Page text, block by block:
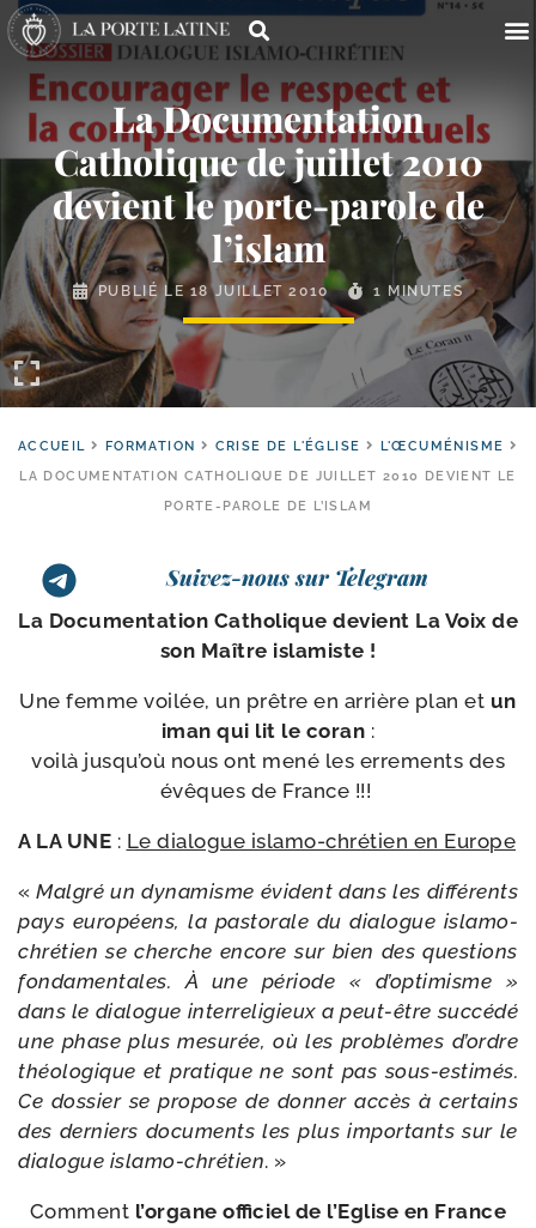
La Documentation
Catholique de juillet 2010
devient le porte-​parole de
l’islam
PUBLIÉ LE 18 JUILLET 2010 1 MINUTES
ACCUEIL FORMATION CRISE DE L'ÉGLISE
L'ŒCUMÉNISME
LA DOCUMENTATION CATHOLIQUE DE JUILLET 2010 DEVIENT LE
PORTE-PAROLE DE L’ISLAM
Suivez-nous sur Telegram
La Documentation Catholique devient La Voix de
son Maître islamiste !
Une femme voi­lée, un prêtre en arrière plan et un
iman qui lit le coran :
voi­là jus­qu’où nous ont mené les erre­ments des
évêques de France !!!
A LA UNE : Le dia­logue islamo-​chrétien en Europe
«Malgré un dyna­misme évident dans les dif­fé­rents
pays euro­péens, la pas­to­rale du dia­logue islamo-​
chrétien se cherche encore sur bien des ques­tions
fon­da­men­tales. À une période « d’optimisme »
dans le dia­logue inter­re­li­gieux a peut-​être suc­cé­dé
une phase plus mesu­rée, où les pro­blèmes d’ordre
théo­lo­gique et pra­tique ne sont pas sous-​estimés.
Ce dos­sier se pro­pose de don­ner accès à cer­tains
des der­niers docu­ments les plus impor­tants sur le
dia­logue islamo-​chrétien. »
Comment l’or­gane offi­ciel de l’Eglise en France